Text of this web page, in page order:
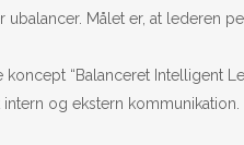
ubalancer. Målet er, at
“Balanceret Intelligent
og ekstern kommunikation.